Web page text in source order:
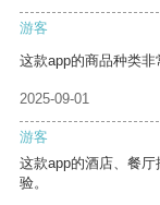
游客
这款app的商品种类非
2025-09-01
游客
这款app的酒店、餐
验。